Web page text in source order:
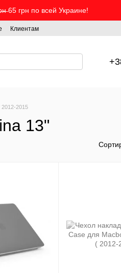
65 грн по всей Украине!
Клиентам
2012-2015
13"